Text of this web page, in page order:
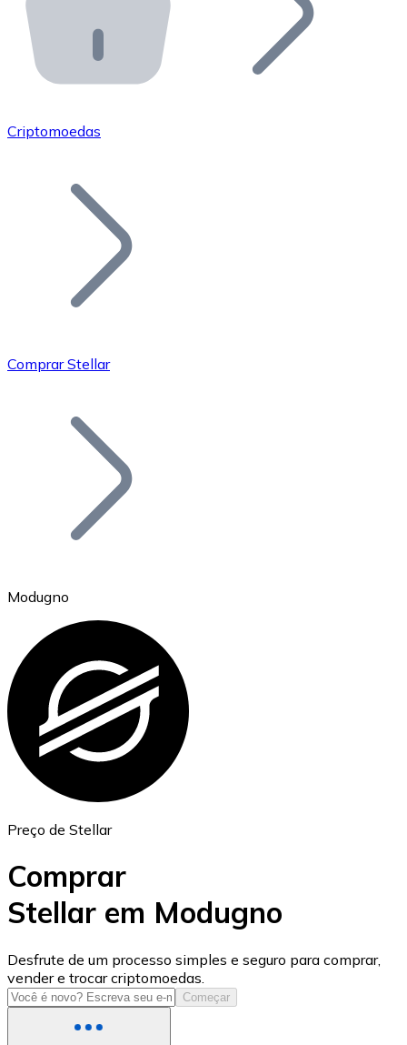
API Bitnovo
Integre nossa API no seu ecossistema.
Junte-se à nossa rede de revendedores e comercialize
Adicione o token do seu projeto ao nosso serviço de
Bitcoin
Ethereum
ETH
USD Coin
USDC
Criptomoedas
Comprar Stellar
Modugno
Preço de Stellar
Comprar
Stellar em Modugno
Desfrute de um processo simples e seguro para comprar,
vender e trocar criptomoedas.
Começar